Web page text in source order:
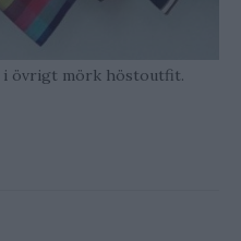
i övrigt mörk höstoutfit.